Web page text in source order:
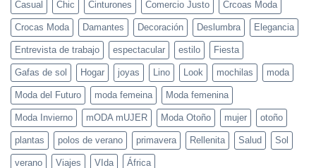
con
Crocas
Moda
Casual Chic Cinturones Comercio Justo Crcoas Moda
Crocas Moda Damantes Decoración Deslumbra Elegancia
Entrevista de trabajo espectacular estilo Fiesta
Gafas de sol Hogar joyas Lino Look mochilas moda
Moda del Futuro moda femeina Moda femenina
Moda Invierno mODA mUJER Moda Otoño mujer otoño
plantas polos de verano primavera Rellenita Salud Sol
verano Viajes VIda África